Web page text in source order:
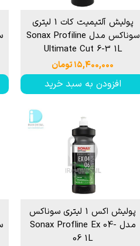
پولیش آلتیمیت کات 1 لیتری
سوناکس مدل Sonax Profiline
Ultimate Cut 6-3 1L
۱۵,۴۰۰,۰۰۰ تومان
افزودن به سبد خرید
پولیش اکس 1 لیتری سوناکس
مدل Sonax Profline Ex 04-
06 1L